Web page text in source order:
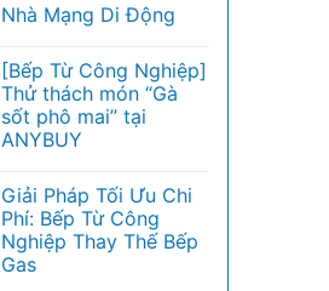
Nhà Mạng Di Động
[Bếp Từ Công Nghiệp]
Thử thách món “Gà
sốt phô mai” tại
ANYBUY
Giải Pháp Tối Ưu Chi
Phí: Bếp Từ Công
Nghiệp Thay Thế Bếp
Gas